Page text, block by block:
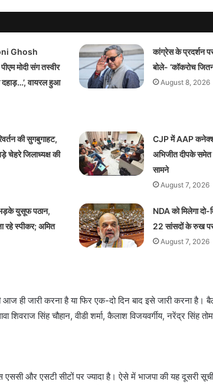
Ghosh
मोदी संग तस्वीर
वायरल हुआ
कांग्रेस के प्रदर्शन
बोले- ‘कॉकरोच
August 8, 2026
की सुगबुगाहट,
चेहरे जिलाध्यक्ष की
CJP में AAP
अभिजीत दीपके
सामने
August 7, 2026
भड़के युसूफ पठान,
रहे स्पीकर; अमित
NDA को मिलेगा दो-
22 सांसदों के रुख
August 7, 2026
ही जारी करना है या फिर एक-दो दिन बाद इसे जारी करना है।
सिंह चौहान, वीडी शर्मा, कैलाश विजयवर्गीय, नरेंद्र सिंह
एससी और एसटी सीटों पर ज्यादा है। ऐसे में भाजपा की यह दूसरी